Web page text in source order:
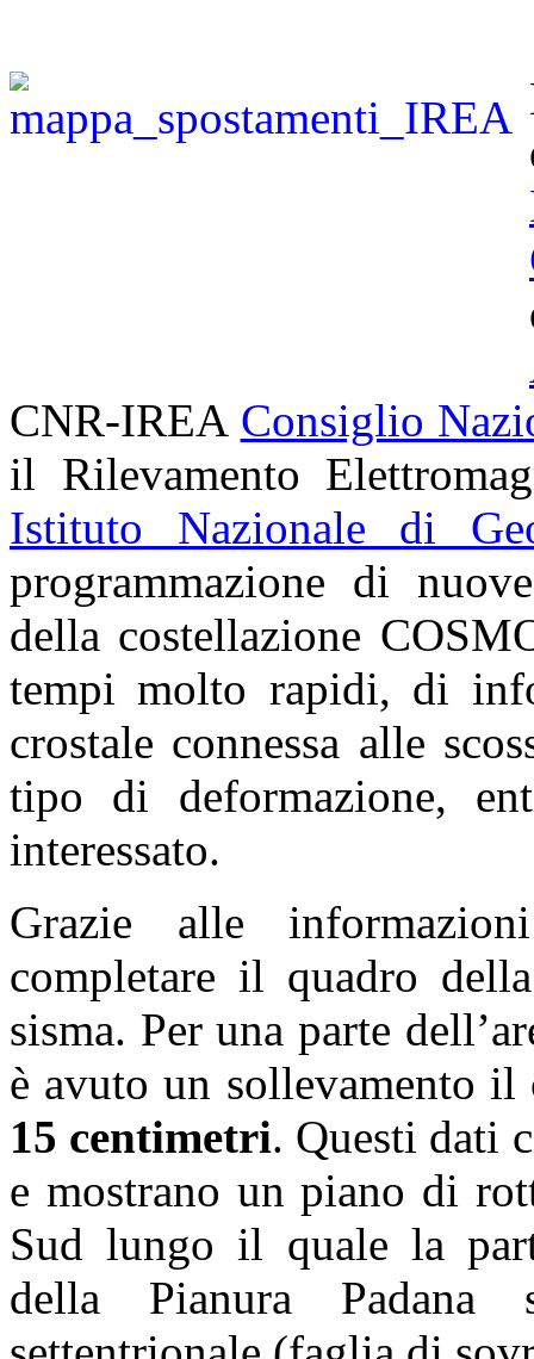
CNR-IREA Consiglio
il Rilevamento
Istituto Nazionale di
programmazione di
della costellazione
tempi molto rapidi, di
crostale connessa alle
tipo di deformazione,
interessato.
Grazie alle
completare il quadro
sisma. Per una parte
è avuto un sollevamento
15 centimetri. Questi dati
e mostrano un piano di
Sud lungo il quale la
della Pianura